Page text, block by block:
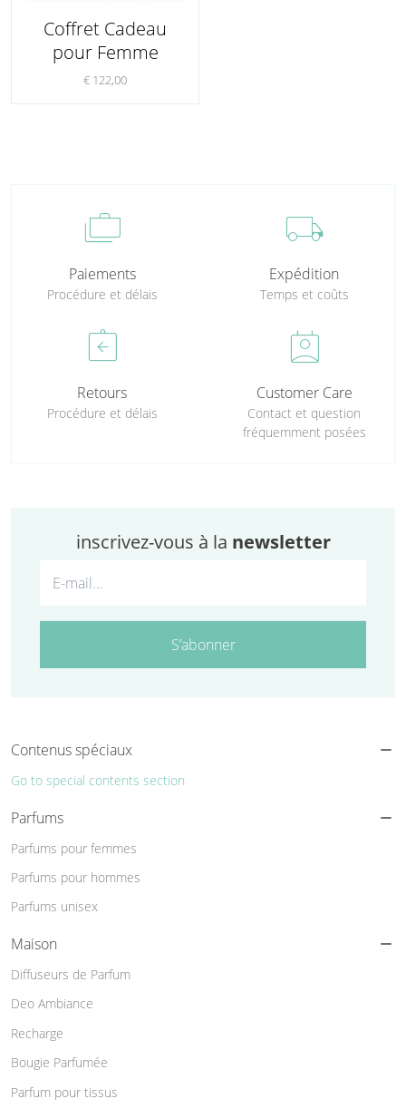
Coffret Cadeau
pour Femme
€ 122,00
cases
Paiements
Procédure et délais
local_shipping
Expédition
Temps et coûts
assignment_return
Retours
Procédure et délais
perm_contact_calendar
Customer Care
Contact et question
fréquemment posées
inscrivez-vous à la newsletter
S’abonner
Contenus spéciaux
Go to special contents section
Parfums
Parfums pour femmes
Parfums pour hommes
Parfums unisex
Maison
Diffuseurs de Parfum
Deo Ambiance
Recharge
Bougie Parfumée
Parfum pour tissus